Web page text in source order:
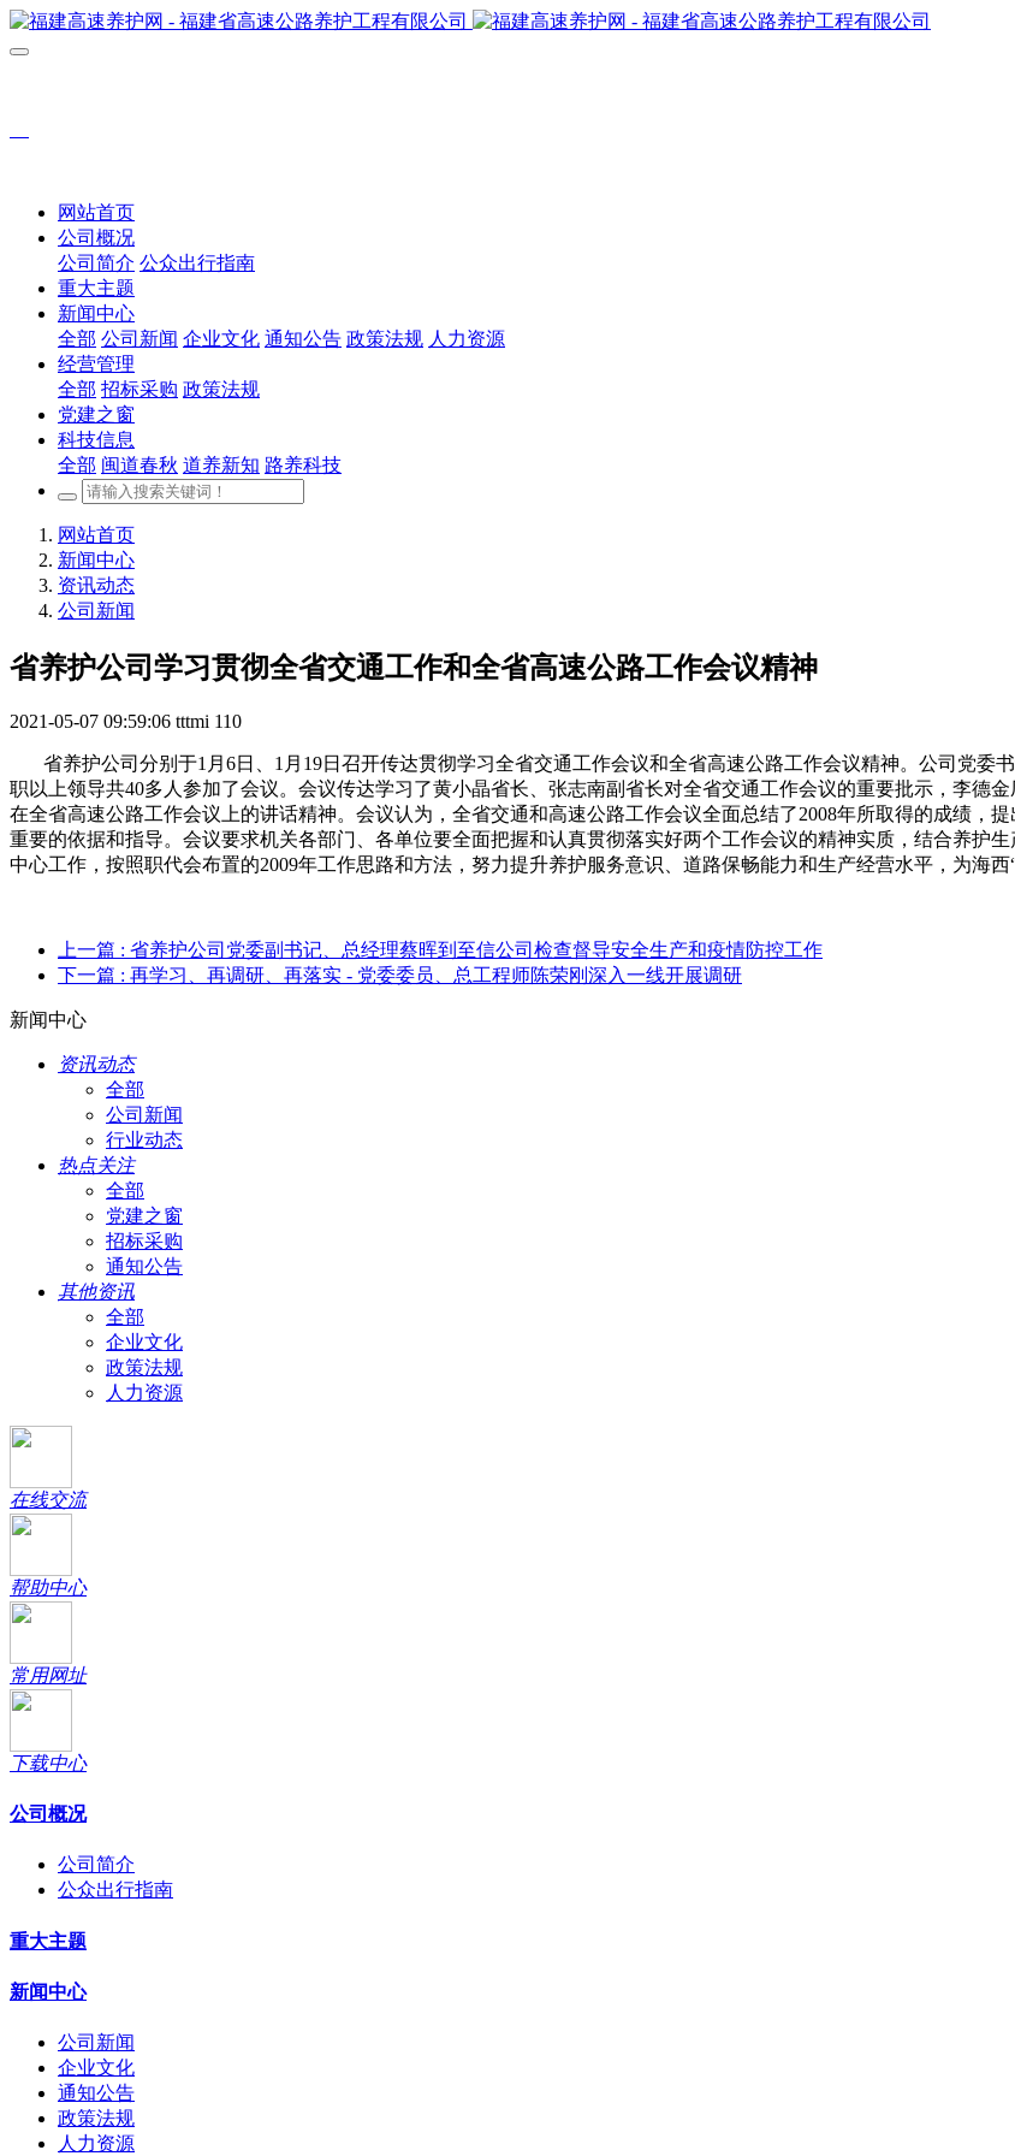
网站首页
公司概况
公司简介 公众出行指南
重大主题
新闻中心
全部 公司新闻 企业文化 通知公告 政策法规 人力资源
经营管理
全部 招标采购 政策法规
党建之窗
科技信息
全部 闽道春秋 道养新知 路养科技
网站首页
新闻中心
资讯动态
公司新闻
省养护公司学习贯彻全省交通工作和全省高速公路工作会议精神
2021-05-07 09:59:06 tttmi 110
省养护公司分别于1月6日、1月19日召开传达贯彻学习全省交通工作会议和全省高速公路工作会议精神。公司党委
职以上领导共40多人参加了会议。会议传达学习了黄小晶省长、张志南副省长对全省交通工作会议的重要批示，李德
在全省高速公路工作会议上的讲话精神。会议认为，全省交通和高速公路工作会议全面总结了2008年所取得的成绩，
重要的依据和指导。会议要求机关各部门、各单位要全面把握和认真贯彻落实好两个工作会议的精神实质，结合养护
中心工作，按照职代会布置的2009年工作思路和方法，努力提升养护服务意识、道路保畅能力和生产经营水平，为海西
上一篇 : 省养护公司党委副书记、总经理蔡晖到至信公司检查督导安全生产和疫情防控工作
下一篇 : 再学习、再调研、再落实 - 党委委员、总工程师陈荣刚深入一线开展调研
新闻中心
资讯动态
全部
公司新闻
行业动态
热点关注
全部
党建之窗
招标采购
通知公告
其他资讯
全部
企业文化
政策法规
人力资源
在线交流
帮助中心
常用网址
下载中心
公司概况
公司简介
公众出行指南
重大主题
新闻中心
公司新闻
企业文化
通知公告
政策法规
人力资源